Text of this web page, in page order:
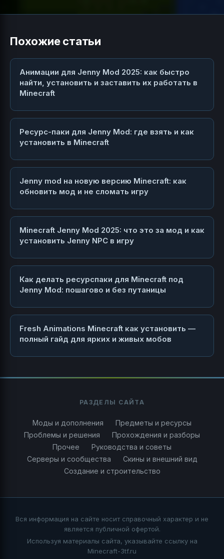
Похожие статьи
Анимации для Jenny Mod 2025: как быстро
найти, установить и заставить их работать в
Minecraft
Ресурс-паки для Jenny Mod: где взять и как
установить в Minecraft
Jenny mod на новую версию Minecraft: как
обновить мод и не сломать игру
Minecraft Jenny Mod 2025: что это за мод и как
установить Jenny NPC в игру
Как делать ресурспаки для Minecraft под
Jenny Mod: пошагово и без путаницы
Fresh Animations Minecraft как установить —
полный гайд для ярких и живых мобов
РАЗДЕЛЫ САЙТА
Моды и дополнения
Предметы и ресурсы
Проблемы и решения
Прохождения и разборы
Прочее
Руководства и советы
Серверы и сообщества
Скины и внешний вид
Создание и строительство
Вся информация на сайте носит справочный характер и не
является публичной офертой.
Используя материалы сайта, указывайте ссылку на
Minecraft-3tf.ru